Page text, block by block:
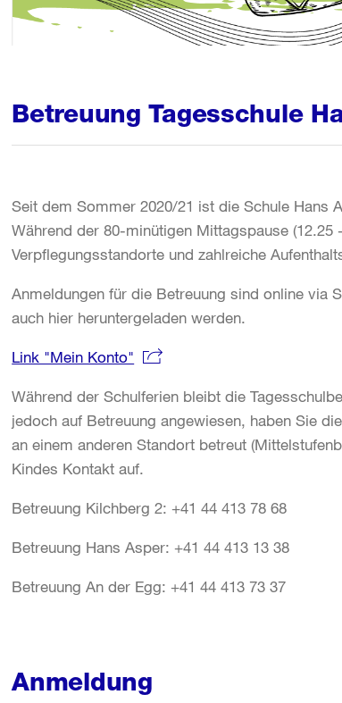
Betreuung Tagesschule
Seit dem Sommer 2020/21 ist die Schule Hans
Während der 80-minütigen Mittagspause (12.25
Verpflegungsstandorte und zahlreiche
Anmeldungen für die Betreuung sind online via
auch hier heruntergeladen werden.
Link "Mein Konto"
Während der Schulferien bleibt die
jedoch auf Betreuung angewiesen, haben Sie
an einem anderen Standort betreut
Kindes Kontakt auf.
Betreuung Kilchberg 2: +41 44 413 78 68
Betreuung Hans Asper: +41 44 413 13 38
Betreuung An der Egg: +41 44 413 73 37
Anmeldung